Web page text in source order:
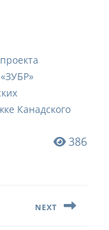
Канадского
386
NEXT